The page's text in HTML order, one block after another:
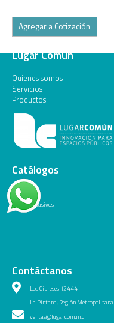
Agregar a Cotización
Lugar Común
Quienes somos
Servicios
Productos
Catálogos
General
Juegos Inclusivos
Contáctanos
Los Cipreses #2444
La Pintana, Región Metropolitana
ventas@lugarcomun.cl